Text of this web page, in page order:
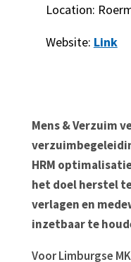
Location:
Website: Link
Mens & Verzuim
HRM
het doel herstel
verlagen en
inzetbaar te
Voor Limburgse